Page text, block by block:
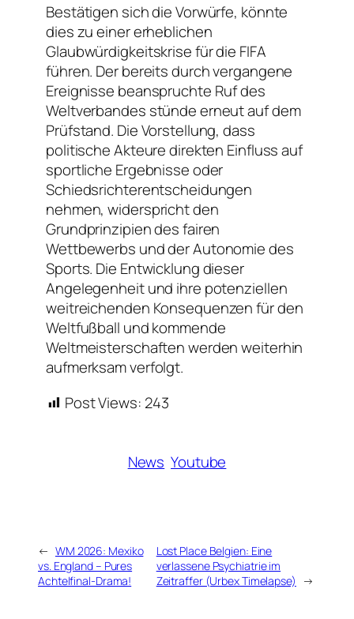
Bestätigen sich die Vorwürfe, könnte
dies zu einer erheblichen
Glaubwürdigkeitskrise für die FIFA
führen. Der bereits durch vergangene
Ereignisse beanspruchte Ruf des
Weltverbandes stünde erneut auf dem
Prüfstand. Die Vorstellung, dass
politische Akteure direkten Einfluss auf
sportliche Ergebnisse oder
Schiedsrichterentscheidungen
nehmen, widerspricht den
Grundprinzipien des fairen
Wettbewerbs und der Autonomie des
Sports. Die Entwicklung dieser
Angelegenheit und ihre potenziellen
weitreichenden Konsequenzen für den
Weltfußball und kommende
Weltmeisterschaften werden weiterhin
aufmerksam verfolgt.
Post Views: 243
News Youtube
← WM 2026: Mexiko
vs. England – Pures
Achtelfinal-Drama!
Lost Place Belgien: Eine
verlassene Psychiatrie im
Zeitraffer (Urbex Timelapse)
→